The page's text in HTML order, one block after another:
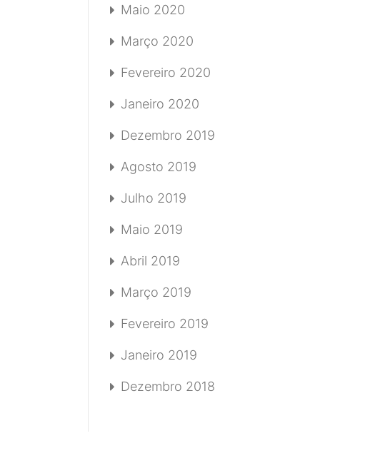
Maio 2020
Março 2020
Fevereiro 2020
Janeiro 2020
Dezembro 2019
Agosto 2019
Julho 2019
Maio 2019
Abril 2019
Março 2019
Fevereiro 2019
Janeiro 2019
Dezembro 2018